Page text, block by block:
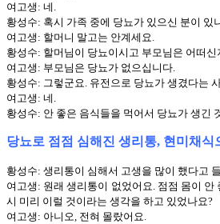
여고생: 네.
황성수: 혹시 가족 중에 당뇨가 있으신 분이 있
여고생: 할머니 말고는 안계세요.
황성수: 할머님이 당뇨이시고 부모님은 어떠신
여고생: 부모님은 당뇨가 없으십니다.
황성수: 그렇군요. 유전으로 당뇨가 생겼다는
여고생: 네.
황성수: 안 좋은 음식들을 먹어서 당뇨가 생긴
당뇨로 점점 심해진 생리통, 현미채식
황성수: 생리통이 심해서 고생을 많이 했다고
여고생: 원래 생리통이 없었어요. 점점 몸이
시 미리 이럴 것이라는 생각을 하고 있었나요?
여고생: 아니오, 전혀 몰랐어요.